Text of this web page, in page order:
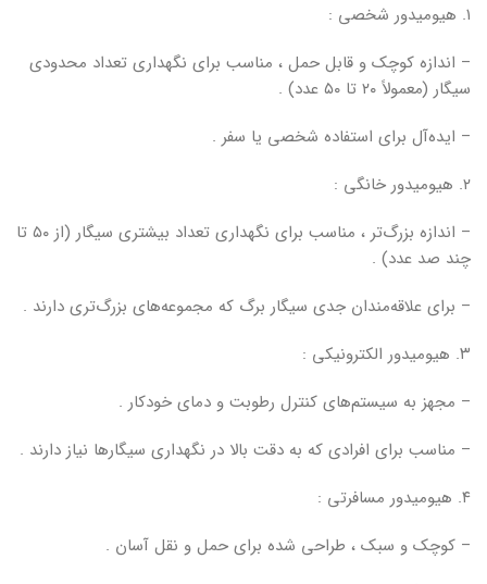
۱. هیومیدور شخصی :
– اندازه کوچک و قابل حمل ، مناسب برای نگهداری تعداد محدودی
سیگار (معمولاً ۲۰ تا ۵۰ عدد) .
– ایده‌آل برای استفاده شخصی یا سفر .
۲. هیومیدور خانگی :
– اندازه بزرگ‌تر ، مناسب برای نگهداری تعداد بیشتری سیگار (از ۵۰ تا
چند صد عدد) .
– برای علاقه‌مندان جدی سیگار برگ که مجموعه‌های بزرگ‌تری دارند .
۳. هیومیدور الکترونیکی :
– مجهز به سیستم‌های کنترل رطوبت و دمای خودکار .
– مناسب برای افرادی که به دقت بالا در نگهداری سیگارها نیاز دارند .
۴. هیومیدور مسافرتی :
– کوچک و سبک ، طراحی شده برای حمل و نقل آسان .